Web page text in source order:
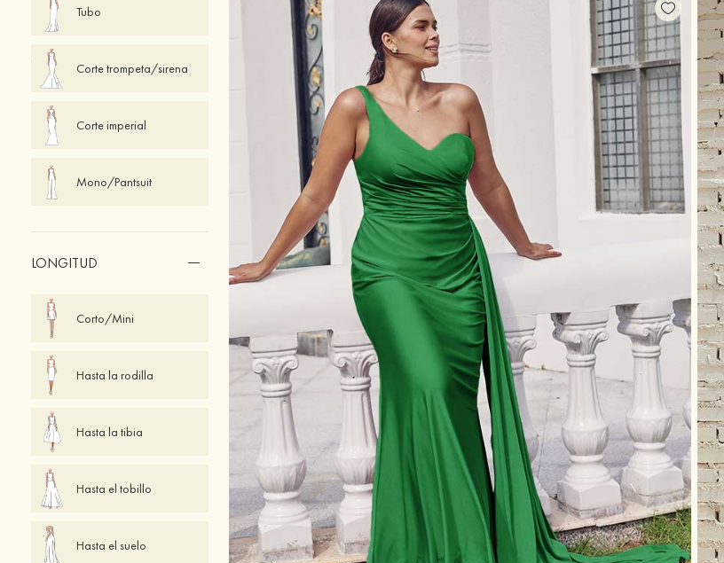
Tubo
Corte trompeta/sirena
Corte imperial
Mono/Pantsuit
LONGITUD
Corto/Mini
Hasta la rodilla
Hasta la tibia
Hasta el tobillo
Hasta el suelo